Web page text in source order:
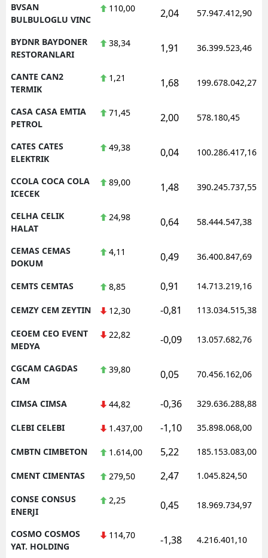
BVSAN
BULBULOGLU VINC
110,00 2,04 57.947.412,90
BYDNR BAYDONER
RESTORANLARI
38,34 1,91 36.399.523,46
CANTE CAN2
TERMIK
1,21 1,68 199.678.042,27
CASA CASA EMTIA
PETROL
71,45 2,00 578.180,45
CATES CATES
ELEKTRIK
49,38 0,04 100.286.417,16
CCOLA COCA COLA
ICECEK
89,00 1,48 390.245.737,55
CELHA CELIK
HALAT
24,98 0,64 58.444.547,38
CEMAS CEMAS
DOKUM
4,11 0,49 36.400.847,69
CEMTS CEMTAS 8,85 0,91 14.713.219,16
CEMZY CEM ZEYTIN 12,30 -0,81 113.034.515,38
CEOEM CEO EVENT
MEDYA
22,82 -0,09 13.057.682,76
CGCAM CAGDAS
CAM
39,80 0,05 70.456.162,06
CIMSA CIMSA 44,82 -0,36 329.636.288,88
CLEBI CELEBI 1.437,00 -1,10 35.898.068,00
CMBTN CIMBETON 1.614,00 5,22 185.153.083,00
CMENT CIMENTAS 279,50 2,47 1.045.824,50
CONSE CONSUS
ENERJI
2,25 0,45 18.969.734,97
COSMO COSMOS
YAT. HOLDING
114,70 -1,38 4.216.401,10